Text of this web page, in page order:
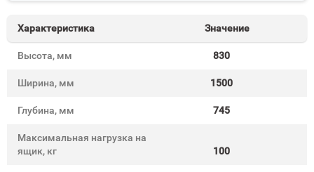
Характеристика Значение
Высота, мм 830
Ширина, мм 1500
Глубина, мм 745
Максимальная нагрузка на
ящик, кг
100